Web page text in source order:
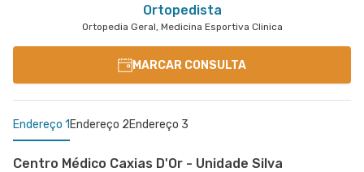
Ortopedista
Ortopedia Geral, Medicina Esportiva Clinica
MARCAR CONSULTA
Endereço 1 Endereço 2Endereço 3
Centro Médico Caxias D'Or - Unidade Silva